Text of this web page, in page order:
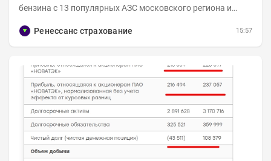
бензина с 13 популярных АЗС московского региона и
Ренессанс страхование
15:57